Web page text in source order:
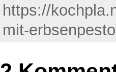
https://
mit-